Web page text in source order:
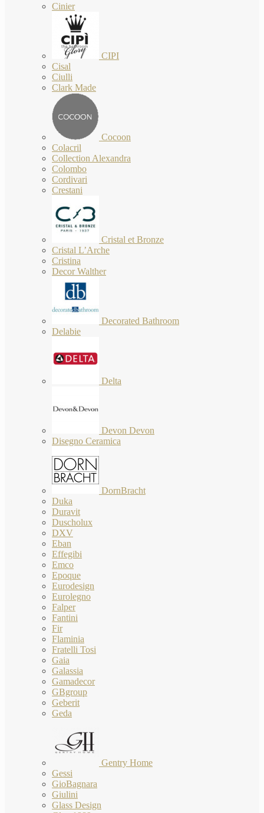
Cinier
CIPI
Cisal
Ciulli
Clark Made
Cocoon
Colacril
Collection Alexandra
Colombo
Cordivari
Crestani
Cristal et Bronze
Cristal L’Arche
Cristina
Decor Walther
Decorated Bathroom
Delabie
Delta
Devon Devon
Disegno Ceramica
DornBracht
Duka
Duravit
Duscholux
DXV
Eban
Effegibi
Emco
Epoque
Eurodesign
Eurolegno
Falper
Fantini
Fir
Flaminia
Fratelli Tosi
Gaia
Galassia
Gamadecor
GBgroup
Geberit
Geda
Gentry Home
Gessi
GioBagnara
Giulini
Glass Design